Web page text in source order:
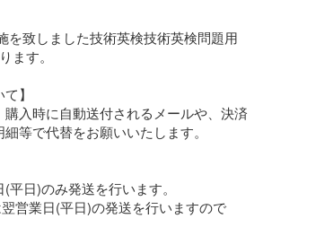
を致しました技術英検技術英検問題用
ます。
】
入時に自動送付されるメールや、決済
等で代替をお願いいたします。
日)のみ発送を行います。
営業日(平日)の発送を行いますので